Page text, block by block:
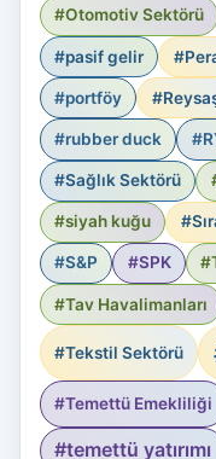
#Otomotiv Sektörü
#pasif gelir
#portföy
#rubber duck
#Sağlık Sektörü
#siyah kuğu
#S&P #SPK
#Tav Havalimanları
#Tekstil Sektörü
#Temettü Emekliliği
#temettü yatırımı